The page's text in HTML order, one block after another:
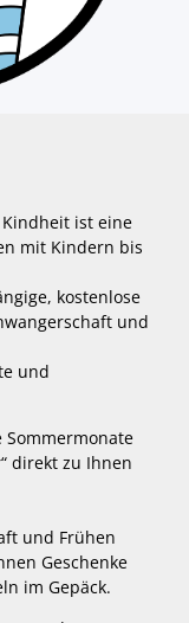
ist eine
mit Kindern bis
kostenlose
und
und
Sommermonate
direkt zu Ihnen
und Frühen
Geschenke
im Gepäck.